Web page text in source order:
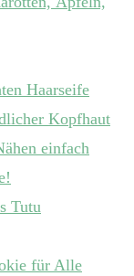
Kopfhaut
Tutu